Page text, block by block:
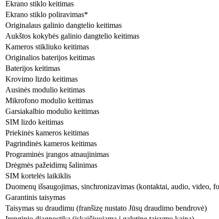
Ekrano stiklo keitimas
Ekrano stiklo poliravimas*
Originalaus galinio dangtelio keitimas
Aukštos kokybės galinio dangtelio keitimas
Kameros stikliuko keitimas
Originalios baterijos keitimas
Baterijos keitimas
Krovimo lizdo keitimas
Ausinės modulio keitimas
Mikrofono modulio keitimas
Garsiakalbio modulio keitimas
SIM lizdo keitimas
Priekinės kameros keitimas
Pagrindinės kameros keitimas
Programinės įrangos atnaujinimas
Drėgmės pažeidimų šalinimas
SIM kortelės laikiklis
Duomenų išsaugojimas, sinchronizavimas (kontaktai, audio, video,
Garantinis taisymas
Taisymas su draudimu (franšizę nustato Jūsų draudimo bendrovė)